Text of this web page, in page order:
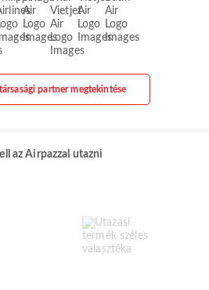
partner megtekintése
az Airpazzal utazni